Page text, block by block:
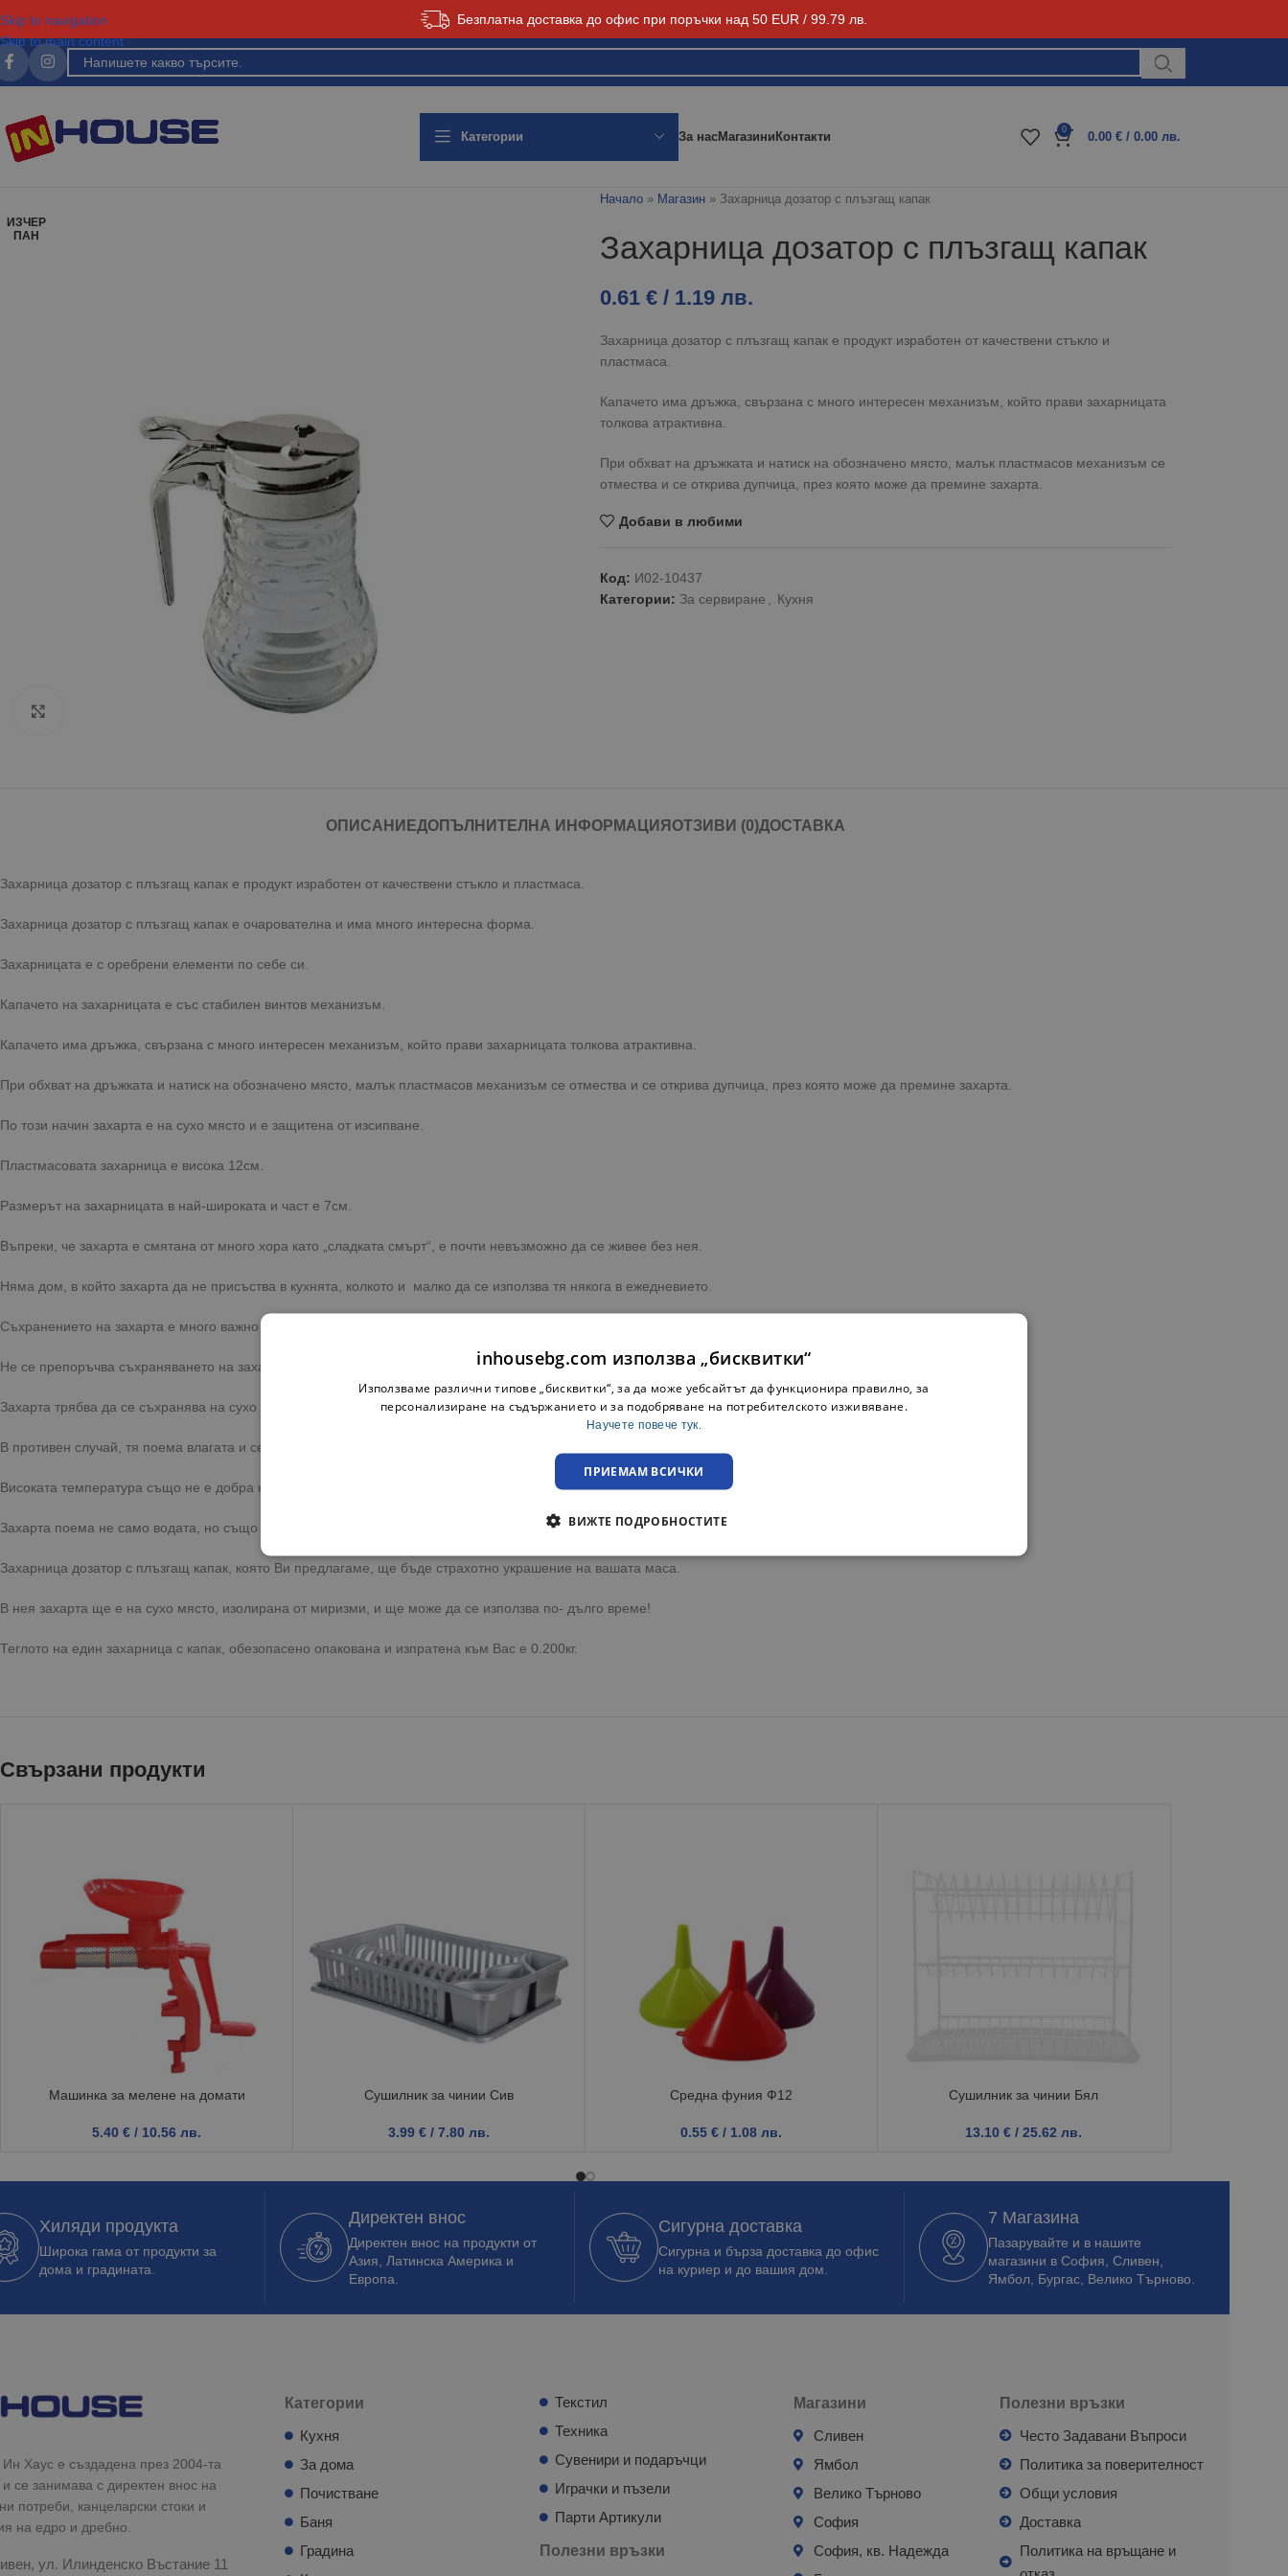
Безплатна доставка до офис при поръчки над 50 EUR / 99.79 лв.
Skip to navigation
Skip to main content
Блог
Категории За насМагазиниКонтакти 0
0.00 € / 0.00 лв.
ИЗЧЕР
ПАН
Начало» Магазин» Захарница дозатор с плъзгащ капак
Захарница дозатор с плъзгащ капак
0.61 € / 1.19 лв.
Захарница дозатор с плъзгащ капак е продукт изработен от качествени стъкло и
пластмаса.
Капачето има дръжка, свързана с много интересен механизъм, който прави захарницата
толкова атрактивна.
При обхват на дръжката и натиск на обозначено място, малък пластмасов механизъм се
отмества и се открива дупчица, през която може да премине захарта.
Добави в любими
Код: И02-10437
Категории: За сервиране Кухня
ОПИСАНИЕДОПЪЛНИТЕЛНА ИНФОРМАЦИЯ ОТЗИВИ (0)ДОСТАВКА
Захарница дозатор с плъзгащ капак е продукт изработен от качествени стъкло и пластмаса.
Захарница дозатор с плъзгащ капак е очарователна и има много интересна форма.
Захарницата е с оребрени елементи по себе си.
Капачето на захарницата е със стабилен винтов механизъм.
Капачето има дръжка, свързана с много интересен механизъм, който прави захарницата толкова атрактивна.
При обхват на дръжката и натиск на обозначено място, малък пластмасов механизъм се отмества и се открива дупчица, през която може да премине захарта.
По този начин захарта е на сухо място и е защитена от изсипване.
Пластмасовата захарница е висока 12см.
Размерът на захарницата в най-широката и част е 7см.
Въпреки, че захарта е смятана от много хора като „сладката смърт“, е почти невъзможно да се живее без нея.
Няма дом, в който захарта да не присъства в кухнята, колкото и малко да се използва тя някога в ежедневието.
Съхранението на захарта е много важно за дългосрочната и употреба.
Не се препоръчва съхраняването на захар на открито или в помещения с висока влажност.
Захарта трябва да се съхранява на сухо място, далече от влага.
В противен случай, тя поема влагата и се слепва в големи плътни буци.
Високата температура също не е добра компания за захарта.
Захарта поема не само водата, но също така и страничните миризми.
Захарница дозатор с плъзгащ капак, която Ви предлагаме, ще бъде страхотно украшение на вашата маса.
В нея захарта ще е на сухо място, изолирана от миризми, и ще може да се използва по- дълго време!
Теглото на един захарница с капак, обезопасено опакована и изпратена към Вас е 0.200кг.
Свързани продукти
Машинка за мелене на домати
5.40 € / 10.56 лв.
Сушилник за чинии Сив
3.99 € / 7.80 лв.
Средна фуния Ф12
0.55 € / 1.08 лв.
Сушилник за чинии Бял
13.10 € / 25.62 лв.
Хиляди продукта
Широка гама от продукти за
дома и градината.
Директен внос
Директен внос на продукти от
Азия, Латинска Америка и
Европа.
Сигурна доставка
Сигурна и бърза доставка до офис
на куриер и до вашия дом.
7 Магазина
Пазарувайте и в нашите
магазини в София, Сливен,
Ямбол, Бургас, Велико Търново.
Хаус е създадена през 2004-та
и се занимава с директен внос на
потреби, канцеларски стоки и
на едро и дребно.
ул. Илинденско Въстание 11
Категории
Кухня
За дома
Почистване
Баня
Градина
Текстил
Техника
Сувенири и подаръчци
Играчки и пъзели
Парти Артикули
Полезни връзки
Магазини
Сливен
Ямбол
Велико Търново
София
София, кв. Надежда
Полезни връзки
Често Задавани Въпроси
Политика за поверителност
Общи условия
Доставка
Политика на връщане и
inhousebg.com използва „бисквитки“
Използваме различни типове „бисквитки“, за да може уебсайтът да функционира правилно, за
персонализиране на съдържанието и за подобряване на потребителското изживяване.
Научете повече тук.
ПРИЕМАМ ВСИЧКИ
ВИЖТЕ ПОДРОБНОСТИТЕ